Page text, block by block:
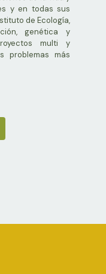
y en todas sus
de Ecología,
genética y
multi y
problemas más